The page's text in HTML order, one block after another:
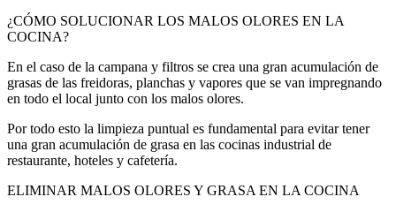
¿CÓMO SOLUCIONAR LOS MALOS OLORES EN LA
COCINA?
En el caso de la campana y filtros se crea una gran acumulación de
grasas de las freidoras, planchas y vapores que se van impregnando
en todo el local junto con los malos olores.
Por todo esto la limpieza puntual es fundamental para evitar tener
una gran acumulación de grasa en las cocinas industrial de
restaurante, hoteles y cafetería.
ELIMINAR MALOS OLORES Y GRASA EN LA COCINA